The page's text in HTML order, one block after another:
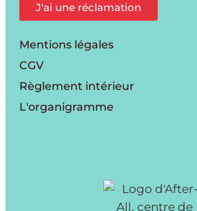
J'ai une réclamation
Mentions légales
CGV
Règlement intérieur
L'organigramme